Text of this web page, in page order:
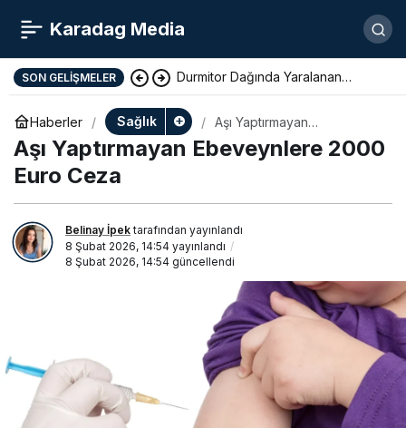
Karadag Media
SON GELIŞMELER Durmitor Dağında Yaralanan
Yunan Turist Başarıyla Kurtarıldı
Haberler Sağlık
Aşı Yaptırmayan
Ebeveynlere 2000 Euro
Ceza
Aşı Yaptırmayan Ebeveynlere 2000
Euro Ceza
Belinay İpektarafından yayınlandı
8 Şubat 2026, 14:54 yayınlandı
8 Şubat 2026, 14:54 güncellendi